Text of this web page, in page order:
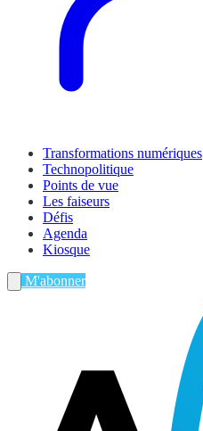
Transformations numériques
Technopolitique
Points de vue
Les faiseurs
Défis
Agenda
Kiosque
M'abonner